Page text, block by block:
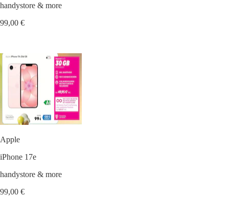
handystore & more
99,00 €
Apple
iPhone 17e
handystore & more
99,00 €